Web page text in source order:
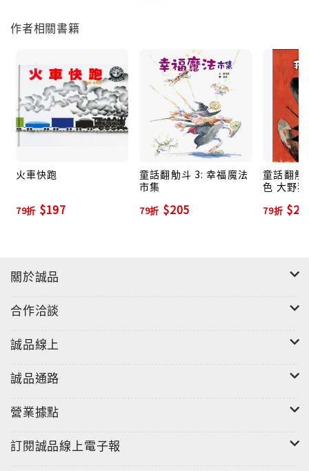
作者相關書籍
火車快跑
79折 $197
童話翻觔斗 3: 幸福魔法
市集
79折 $205
童話翻觔
色 大野
79折
關於誠品
合作洽談
誠品線上
誠品通路
營業據點
訂閱誠品線上電子報